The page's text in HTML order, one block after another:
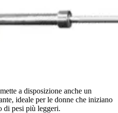
a disposizione anche un
ideale per le donne che iniziano
di pesi più leggeri.